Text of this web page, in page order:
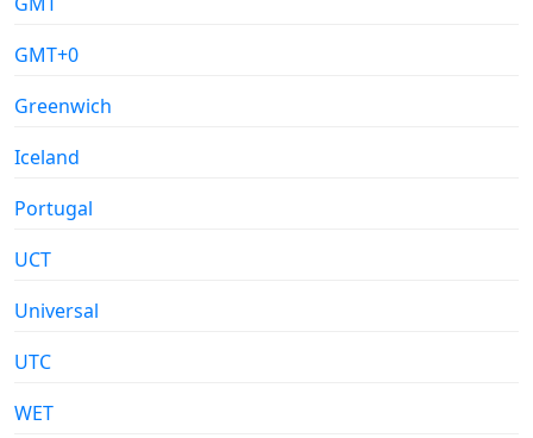
GMT+0
Greenwich
Iceland
Portugal
UCT
Universal
UTC
WET